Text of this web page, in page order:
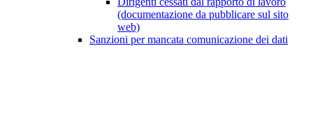
(documentazione da pubblicare sul sito
web)
Sanzioni per mancata comunicazione dei dati